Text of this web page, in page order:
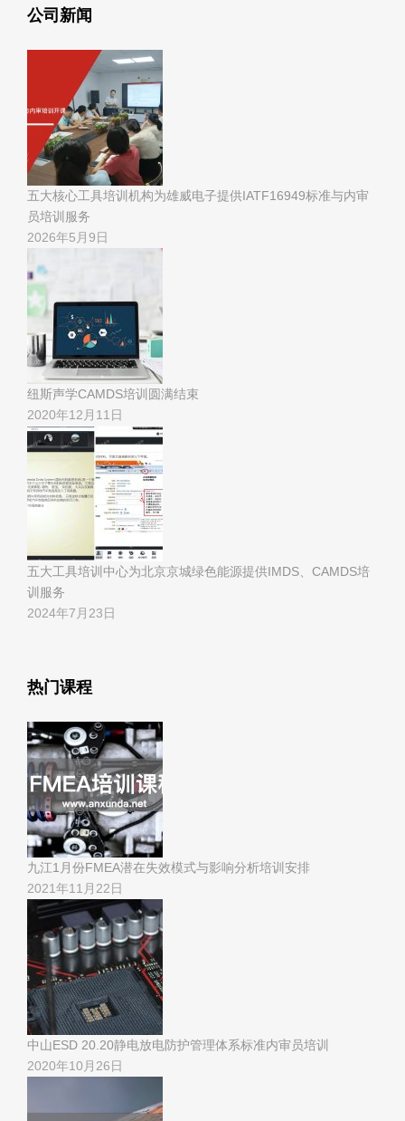
公司新闻
五大核心工具培训机构为雄威电子提供IATF16949标准与内审
员培训服务
2026年5月9日
纽斯声学CAMDS培训圆满结束
2020年12月11日
五大工具培训中心为北京京城绿色能源提供IMDS、CAMDS培
训服务
2024年7月23日
热门课程
九江1月份FMEA潜在失效模式与影响分析培训安排
2021年11月22日
中山ESD 20.20静电放电防护管理体系标准内审员培训
2020年10月26日